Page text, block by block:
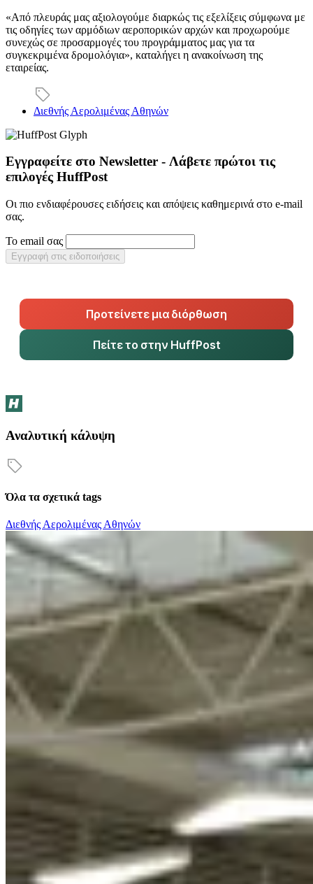
«Από πλευράς μας αξιολογούμε διαρκώς τις εξελίξεις σύμφωνα με
τις οδηγίες των αρμόδιων αεροπορικών αρχών και προχωρούμε
συνεχώς σε προσαρμογές του προγράμματος μας για τα
συγκεκριμένα δρομολόγια», καταλήγει η ανακοίνωση της
εταιρείας.
Διεθνής Αερολιμένας Αθηνών
Εγγραφείτε στο Newsletter - Λάβετε πρώτοι τις
επιλογές HuffPost
Οι πιο ενδιαφέρουσες ειδήσεις και απόψεις καθημερινά στο e-mail
σας.
Το email σας
Εγγραφή στις ειδοποιήσεις
Προτείνετε μια διόρθωση
Πείτε το στην HuffPost
Αναλυτική κάλυψη
Όλα τα σχετικά tags
Διεθνής Αερολιμένας Αθηνών